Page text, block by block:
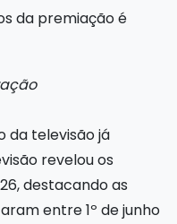
da televisão já
revelou os
destacando as
entre 1º de junho